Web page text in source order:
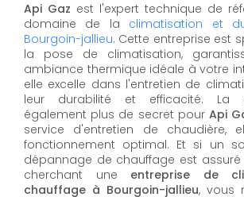
Api Gaz est l'expert technique de
domaine de la climatisation et
Bourgoin-jallieu. Cette entreprise est
la pose de climatisation,
ambiance thermique idéale à votre
elle excelle dans l'entretien de
leur durabilité et efficacité. La
également plus de secret pourApi
service d'entretien de chaudière,
fonctionnement optimal. Et si un
dépannage de chauffage est assuré
cherchant une entreprise de
chauffage à Bourgoin-jallieu, vous